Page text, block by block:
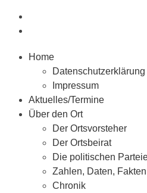
Home
Datenschutzerklärung
Impressum
Aktuelles/Termine
Über den Ort
Der Ortsvorsteher
Der Ortsbeirat
Die politischen
Zahlen, Daten, Fakten
Chronik